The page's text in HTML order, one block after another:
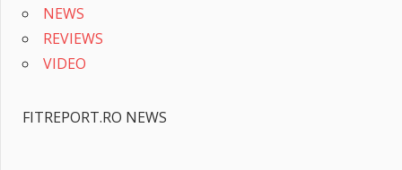
NEWS
REVIEWS
VIDEO
FITREPORT.RO NEWS